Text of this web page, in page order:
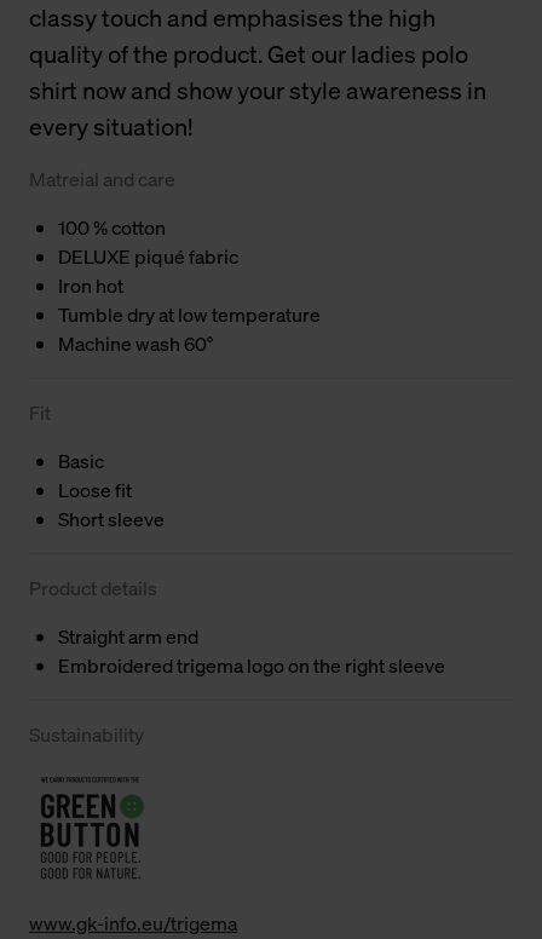
classy touch and emphasises the high
quality of the product. Get our ladies polo
shirt now and show your style awareness in
every situation!
Matreial and care
100 % cotton
DELUXE piqué fabric
Iron hot
Tumble dry at low temperature
Machine wash 60°
Fit
Basic
Loose fit
Short sleeve
Product details
Straight arm end
Embroidered trigema logo on the right sleeve
Sustainability
www.gk-info.eu/trigema